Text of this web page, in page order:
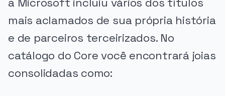
mais aclamados de sua própria história
e de parceiros terceirizados. No
catálogo do Core você encontrará joias
consolidadas como: